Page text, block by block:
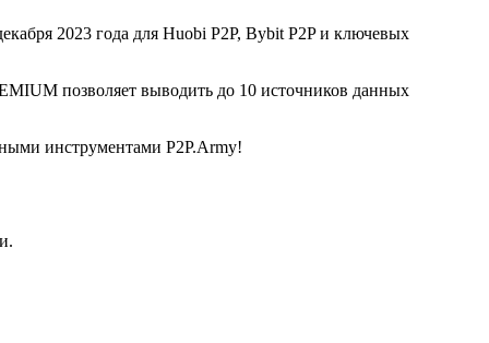
2023 года для Huobi P2P, Bybit P2P и ключевых
позволяет выводить до 10 источников данных
инструментами P2P.Army!